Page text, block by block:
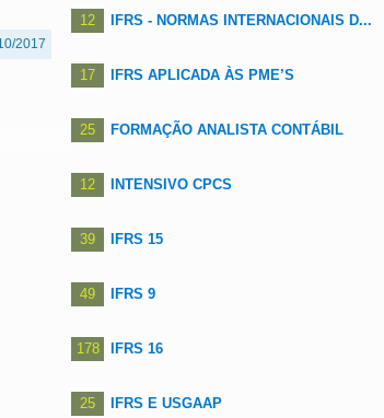
2017
12 IFRS - NORMAS INTERNACIONAIS D...
17 IFRS APLICADA ÀS PME’S
25 FORMAÇÃO ANALISTA CONTÁBIL
12 INTENSIVO CPCS
39 IFRS 15
49 IFRS 9
178 IFRS 16
25 IFRS E USGAAP